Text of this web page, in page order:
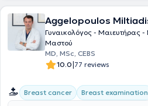
Aggelopoulos
Γυναικολόγος - Μαιευτήρας
Μαστού
MD, MSc, CEBS
10.0|77 reviews
Breast cancer Breast examination